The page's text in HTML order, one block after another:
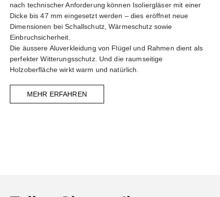
nach technischer Anforderung können Isoliergläser mit einer
Dicke bis 47 mm eingesetzt werden – dies eröffnet neue
Dimensionen bei Schallschutz, Wärmeschutz sowie
Einbruchsicherheit.
Die äussere Aluverkleidung von Flügel und Rahmen dient als
perfekter Witterungsschutz. Und die raumseitige
Holzoberfläche wirkt warm und natürlich.
MEHR ERFAHREN